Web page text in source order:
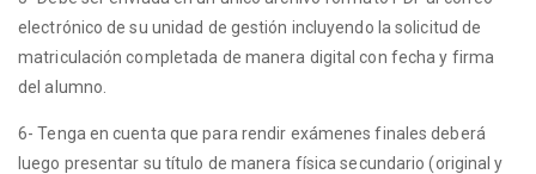
electrónico de su unidad de gestión incluyendo la solicitud de
matriculación completada de manera digital con fecha y firma
del alumno.
6- Tenga en cuenta que para rendir exámenes finales deberá
luego presentar su título de manera física secundario (original y